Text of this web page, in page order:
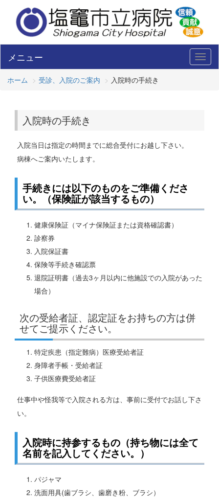
メニュー
ホーム 受診、入院のご案内 入院時の手続き
入院時の手続き
入院当日は指定の時間までに総合受付にお越し下さい。
病棟へご案内いたします。
手続きには以下のものをご準備くださ
い。（保険証が該当するもの）
健康保険証（マイナ保険証または資格確認書）
診察券
入院保証書
保険等手続き確認票
退院証明書（過去3ヶ月以内に他施設での入院があった
場合）
次の受給者証、認定証をお持ちの方は併
せてご提示ください。
特定疾患（指定難病）医療受給者証
身障者手帳・受給者証
子供医療費受給者証
仕事中や怪我等で入院される方は、事前に受付でお話し下さ
い。
入院時に持参するもの（持ち物には全て
名前を記入してください。）
パジャマ
洗面用具(歯ブラシ、歯磨き粉、ブラシ）